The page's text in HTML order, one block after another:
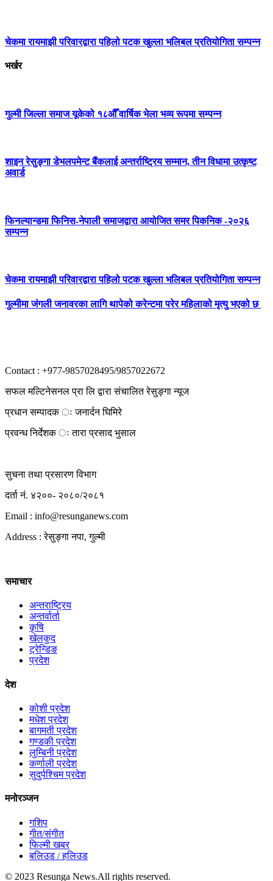
चेकमा रायमाझी परिवारद्वारा पहिलो पटक खुल्ला भलिबल प्रतियोगिता सम्पन्न
भर्खर
गुल्मी जिल्ला समाज यूकेको १८औँ वार्षिक भेला भव्य रूपमा सम्पन्न
शाइन रेसुङ्गा डेभलपमेन्ट बैंकलाई अन्तर्राष्ट्रिय सम्मान, तीन विधामा उत्कृष्ट
अवार्ड
फिनल्यान्डमा फिनिस-नेपाली समाजद्वारा आयोजित समर पिकनिक -२०२६
सम्पन्न
चेकमा रायमाझी परिवारद्वारा पहिलो पटक खुल्ला भलिबल प्रतियोगिता सम्पन्न
गुल्मीमा जंगली जनावरका लागि थापेको करेन्टमा परेर महिलाको मृत्यु भएको छ
Contact : +977-9857028495/9857022672
सफल मल्टिनेसनल प्रा लि द्वारा संचालित रेसुङ्गा न्यूज
प्रधान सम्पादक ः जनार्दन घिमिरे
प्रवन्ध निर्देशक ः तारा प्रसाद भुसाल
सुचना तथा प्रसारण विभाग
दर्ता नं. ४२००- २०८०/२०८१
Email : info@resunganews.com
Address : रेसुङ्गा नपा, गुल्मी
समाचार
अन्तराष्ट्रिय
अन्तर्वार्ता
कृषि
खेलकुद
ट्रेन्डिङ
प्रदेश
देश
कोशी प्रदेश
मधेश प्रदेश
बागमती प्रदेश
गण्डकी प्रदेश
लुम्बिनी प्रदेश
कर्णाली प्रदेश
सुदुर्पश्चिम प्रदेश
मनोरञ्जन
गशिप
गीत/संगीत
फिल्मी खबर
बलिउड / हलिउड
© 2023 Resunga News.All rights reserved.